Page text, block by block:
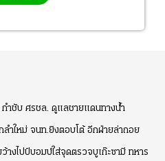
ำชับ ศรชล. ดูแลชายแดนทางน้ำ
ำใหม่ จนท.ยิงตอบโต้ อีกฝ่ายล่าถอย
งไปป์บอมบ์ใส่จุดตรวจบูเก๊ะซามี ทหาร